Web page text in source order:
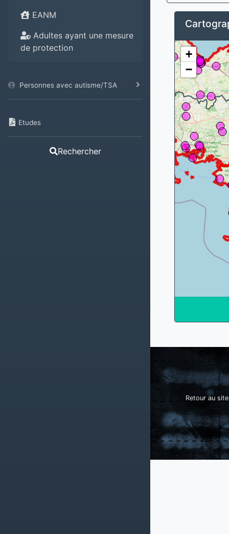
EANM
Adultes ayant une mesure
de protection
Personnes avec autisme/TSA
Etudes
Rechercher
+
−
Retour au